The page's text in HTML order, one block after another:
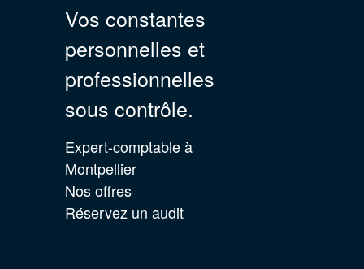
Vos constantes
personnelles et
professionnelles
sous contrôle.
Expert-comptable à
Montpellier
Nos offres
Réservez un audit